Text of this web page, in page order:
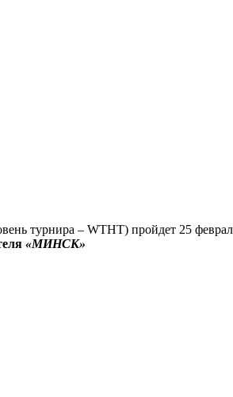
турнира – WTHT) пройдет 25
«МИНСК»